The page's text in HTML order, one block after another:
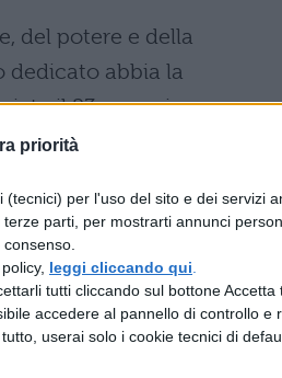
priorità
per l'uso del sito e dei servizi
parti, per mostrarti annunci
leggi cliccando qui
tutti cliccando sul bottone Accetta
accedere al pannello di controllo e
userai solo i cookie tecnici di
del potere e della
dedicato abbia la
il 23 gennaio, sono
Festa di Primavera,
anno nel novilunio tra il 21
con la luna nuova. In
più grandi metropoli del
centinaia di lanterne